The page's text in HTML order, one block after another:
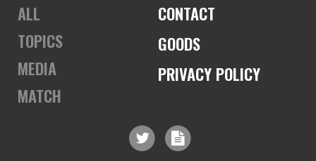
ALL
TOPICS
MEDIA
MATCH
CONTACT
GOODS
PRIVACY POLICY